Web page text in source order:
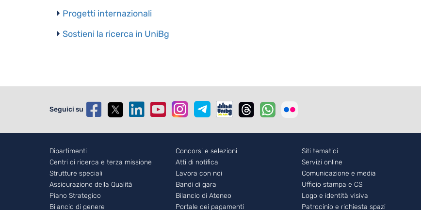
Progetti internazionali
Sostieni la ricerca in UniBg
Seguici su
Footer - 1
Dipartimenti
Centri di ricerca e terza missione
Strutture speciali
Assicurazione della Qualità
Piano Strategico
Bilancio di genere
Footer - 2
Concorsi e selezioni
Atti di notifica
Lavora con noi
Bandi di gara
Bilancio di Ateneo
Portale dei pagamenti
Footer - 3
Siti tematici
Servizi online
Comunicazione e media
Ufficio stampa e CS
Logo e identità visiva
Patrocinio e richiesta spazi